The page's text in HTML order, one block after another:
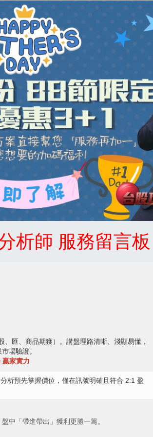
析師 服務留言板
股、匯、商品期獲）。講盤理路清晰、淺顯易懂，
場驗證。
贏家實力
析預先掌握價位，僅在訊號明確且符合 2:1 盈
中「帶進帶出」獲利更勝一籌。